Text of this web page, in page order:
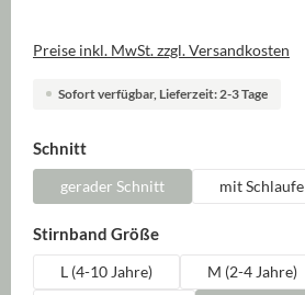
Preise inkl. MwSt. zzgl. Versandkosten
Sofort verfügbar, Lieferzeit: 2-3 Tage
Schnittauswählen
gerader Schnitt mit Schlaufe
Stirnband Größeauswählen
L (4-10 Jahre)
M (2-4 Jahre)